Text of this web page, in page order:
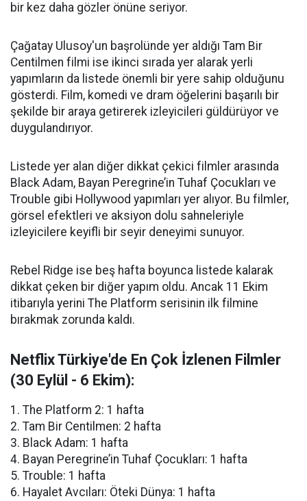
bir kez daha gözler önüne seriyor.
Çağatay Ulusoy'un başrolünde yer aldığı Tam Bir
Centilmen filmi ise ikinci sırada yer alarak yerli
yapımların da listede önemli bir yere sahip olduğunu
gösterdi. Film, komedi ve dram öğelerini başarılı bir
şekilde bir araya getirerek izleyicileri güldürüyor ve
duygulandırıyor.
Listede yer alan diğer dikkat çekici filmler arasında
Black Adam, Bayan Peregrine’in Tuhaf Çocukları ve
Trouble gibi Hollywood yapımları yer alıyor. Bu filmler,
görsel efektleri ve aksiyon dolu sahneleriyle
izleyicilere keyifli bir seyir deneyimi sunuyor.
Rebel Ridge ise beş hafta boyunca listede kalarak
dikkat çeken bir diğer yapım oldu. Ancak 11 Ekim
itibarıyla yerini The Platform serisinin ilk filmine
bırakmak zorunda kaldı.
Netflix Türkiye'de En Çok İzlenen Filmler
(30 Eylül - 6 Ekim):
1. The Platform 2: 1 hafta
2. Tam Bir Centilmen: 2 hafta
3. Black Adam: 1 hafta
4. Bayan Peregrine’in Tuhaf Çocukları: 1 hafta
5. Trouble: 1 hafta
6. Hayalet Avcıları: Öteki Dünya: 1 hafta